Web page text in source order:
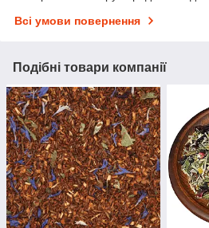
Всі умови повернення
Подібні товари компанії